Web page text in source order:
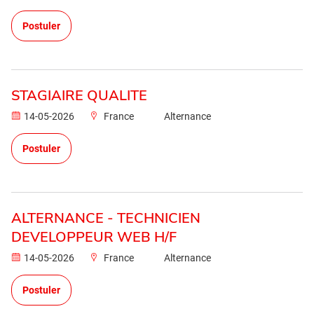
Postuler
STAGIAIRE QUALITE
14-05-2026 France Alternance
Postuler
ALTERNANCE - TECHNICIEN
DEVELOPPEUR WEB H/F
14-05-2026 France Alternance
Postuler